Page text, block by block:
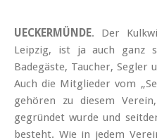
UECKERMÜNDE. Der
Leipzig, ist ja auch ganz
Badegäste, Taucher, Segler
Auch die Mitglieder vom
gehören zu diesem
gegründet wurde und
besteht. Wie in jedem